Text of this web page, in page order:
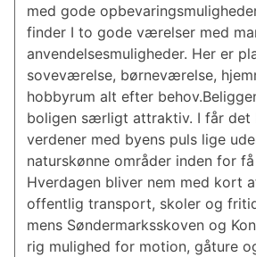
med gode
finder I to gode værelser med
anvendelsesmuligheder. Her er
soveværelse, børneværelse,
hobbyrum alt efter
boligen særligt attraktiv. I får det
verdener med byens puls lige
naturskønne områder inden for
Hverdagen bliver nem med kort
offentlig transport, skoler og
mens Søndermarksskoven og
rig mulighed for motion, gåture